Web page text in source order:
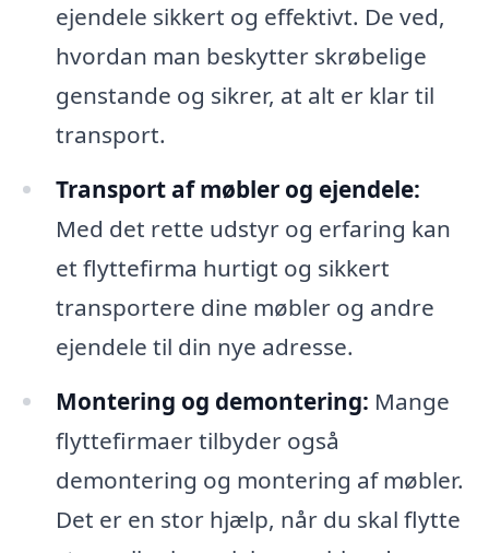
ejendele sikkert og effektivt. De ved,
hvordan man beskytter skrøbelige
genstande og sikrer, at alt er klar til
transport.
Transport af møbler og ejendele:
Med det rette udstyr og erfaring kan
et flyttefirma hurtigt og sikkert
transportere dine møbler og andre
ejendele til din nye adresse.
Montering og demontering: Mange
flyttefirmaer tilbyder også
demontering og montering af møbler.
Det er en stor hjælp, når du skal flytte